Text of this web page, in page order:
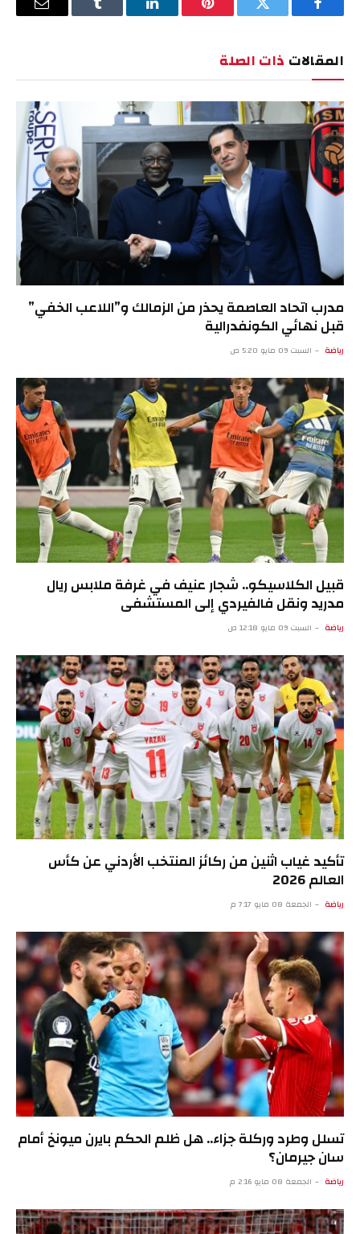
فيسبوك تويتر بينتيريستلينكدإن Tumblr
البريد
المقالات ذات الصلة
مدرب اتحاد العاصمة يحذر من الزمالك و”اللاعب الخفي”
قبل نهائي الكونفدرالية
رياضة السبت 09 مايو 5:20 ص
قبيل الكلاسيكو.. شجار عنيف في غرفة ملابس ريال
مدريد ونقل فالفيردي إلى المستشفى
رياضة السبت 09 مايو 12:18 ص
تأكيد غياب اثنين من ركائز المنتخب الأردني عن كأس
العالم 2026
رياضة الجمعة 08 مايو 7:17 م
تسلل وطرد وركلة جزاء.. هل ظلم الحكم بايرن ميونخ أمام
سان جيرمان؟
رياضة الجمعة 08 مايو 2:16 م